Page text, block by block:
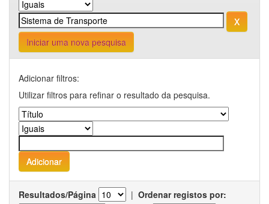
Iniciar uma nova pesquisa
Adicionar filtros:
Utilizar filtros para refinar o resultado da pesquisa.
Resultados/Página | Ordenar registos por: